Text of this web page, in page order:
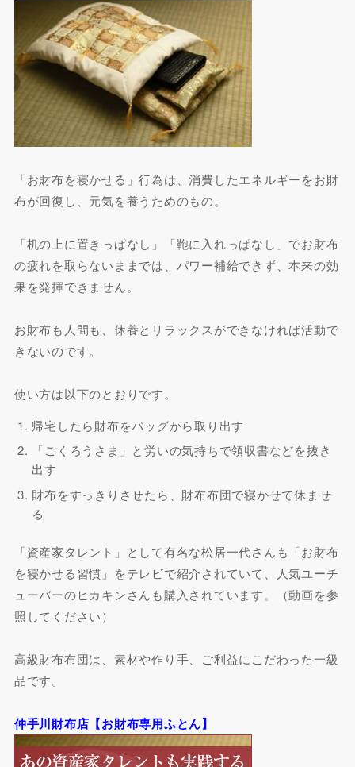
「お財布を寝かせる」行為は、消費したエネルギーをお財
布が回復し、元気を養うためのもの。
「机の上に置きっぱなし」「鞄に入れっぱなし」でお財布
の疲れを取らないままでは、パワー補給できず、本来の効
果を発揮できません。
お財布も人間も、休養とリラックスができなければ活動で
きないのです。
使い方は以下のとおりです。
帰宅したら財布をバッグから取り出す
「ごくろうさま」と労いの気持ちで領収書などを抜き
出す
財布をすっきりさせたら、財布布団で寝かせて休ませ
る
「資産家タレント」として有名な松居一代さんも「お財布
を寝かせる習慣」をテレビで紹介されていて、人気ユーチ
ューバーのヒカキンさんも購入されています。（動画を参
照してください）
高級財布布団は、素材や作り手、ご利益にこだわった一級
品です。
仲手川財布店【お財布専用ふとん】